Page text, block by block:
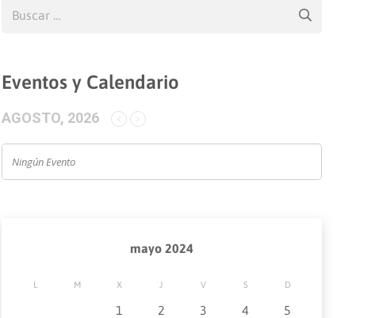
Buscar:
Eventos y Calendario
AGOSTO, 2026
Ningún Evento
mayo 2024
L M X J V S D
1 2 3 4
5